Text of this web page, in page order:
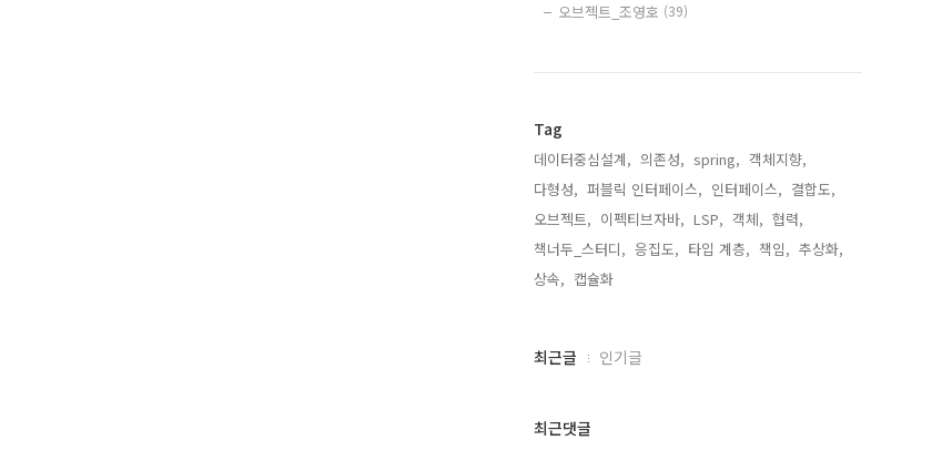
오브젝트_조영호 (39)
Tag
데이터중심설계, 의존성, spring, 객체지향,
다형성, 퍼블릭 인터페이스, 인터페이스, 결합도,
오브젝트, 이펙티브자바, LSP, 객체, 협력,
책너두_스터디, 응집도, 타입 계층, 책임, 추상화,
상속, 캡슐화,
최
과
최근글 인기글
최근댓글